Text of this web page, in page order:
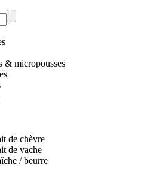
& micropousses
de chèvre
de vache
/ beurre